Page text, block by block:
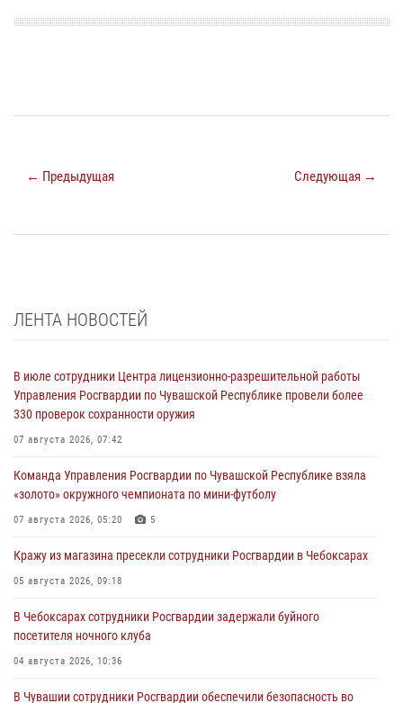
← Предыдущая Следующая →
ЛЕНТА НОВОСТЕЙ
В июле сотрудники Центра лицензионно-разрешительной работы
Управления Росгвардии по Чувашской Республике провели более
330 проверок сохранности оружия
07 августа 2026, 07:42
Команда Управления Росгвардии по Чувашской Республике взяла
«золото» окружного чемпионата по мини-футболу
07 августа 2026, 05:20 5
Кражу из магазина пресекли сотрудники Росгвардии в Чебоксарах
05 августа 2026, 09:18
В Чебоксарах сотрудники Росгвардии задержали буйного
посетителя ночного клуба
04 августа 2026, 10:36
В Чувашии сотрудники Росгвардии обеспечили безопасность во